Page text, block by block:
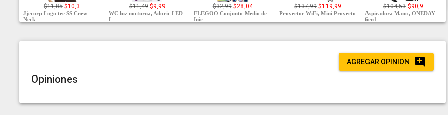
$11,85 $10,3
Jjecorp Logo tee SS Crew
Neck
$11,49 $9,99
WC luz nocturna, Adoric LED
L
$32,99 $28,04
ELEGOO Conjunto Medio de
Inic
$137,99 $119,99
Proyector WiFi, Mini Proyecto
$104,53 $90,9
Aspiradora Mano, ONEDAY
6en1
AGREGAR OPINION
Opiniones